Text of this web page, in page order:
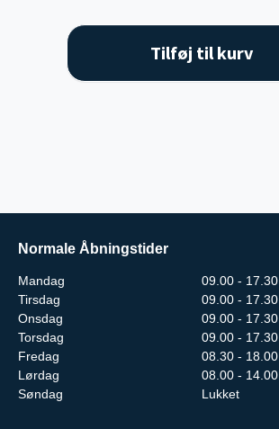
Tilføj til kurv
Normale Åbningstider
Mandag
09.00 - 17.30
Tirsdag
09.00 - 17.30
Onsdag
09.00 - 17.30
Torsdag
09.00 - 17.30
Fredag
08.30 - 18.00
Lørdag
08.00 - 14.00
Søndag
Lukket